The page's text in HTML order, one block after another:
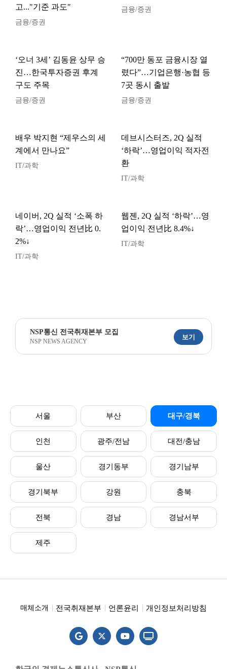
고..."기준 과도"
금융/증권
금융/증권
‘오너 3세’ 김동윤 상무 승
진…한국투자증권 후계
구도 주목
금융/증권
“700만 동포 금융시장 열
렸다”…기업은행·농협 등
7곳 동시 출발
금융/증권
배우 박지현 “제우스의 세
계에서 만나요”
IT/과학
데브시스터즈, 2Q 실적
‘하락’…영업이익 적자전
환
IT/과학
네이버, 2Q 실적 ‘소폭 하
락’…영업이익 전년比 0.
2%↓
IT/과학
웹젠, 2Q 실적 ‘하락’…영
업이익 전년比 8.4%↓
IT/과학
NSP통신 전국취재본부 모집
NSP NEWS AGENCY
보기
서울 부산 대구/경북
인천 광주/전남 대전/충남
울산 경기동부 경기남부
경기북부 강원 충북
전북 경남 경남서부
제주
매체소개 전국취재본부 언론윤리 개인정보처리방침